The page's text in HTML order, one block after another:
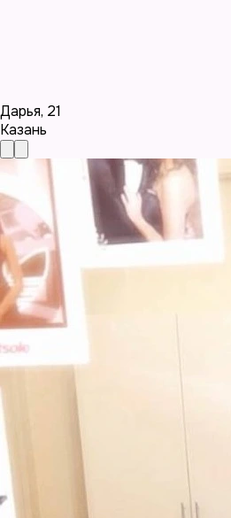
Дарья, 21
Казань